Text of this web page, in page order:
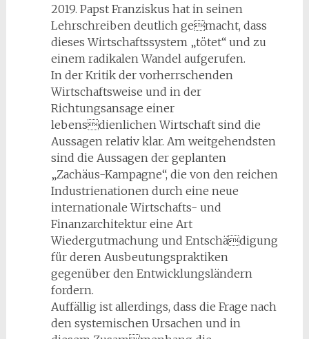
2019. Papst Franziskus hat in seinen
Lehrschreiben deutlich gemacht, dass
dieses Wirtschaftssystem „tötet“ und zu
einem radikalen Wandel aufgerufen.
In der Kritik der vorherrschenden
Wirtschaftsweise und in der
Richtungsansage einer
lebensdienlichen Wirtschaft sind die
Aussagen relativ klar. Am weitgehendsten
sind die Aussagen der geplanten
„Zachäus-Kampagne“, die von den reichen
Industrienationen durch eine neue
internationale Wirtschafts- und
Finanzarchitektur eine Art
Wiedergutmachung und Entschädigung
für deren Ausbeutungspraktiken
gegenüber den Entwicklungsländern
fordern.
Auffällig ist allerdings, dass die Frage nach
den systemischen Ursachen und in